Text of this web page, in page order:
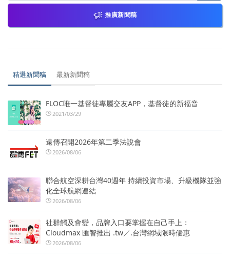
推廣新聞稿
精選新聞稿 最新新聞稿
FLOC唯一基督徒專屬交友APP，基督徒的新福音
2021/03/29
遠傳召開2026年第二季法說會
2026/08/06
聯合航空深耕台灣40週年 持續投資市場、升級機隊並強
化全球航網連結
2026/08/06
社群觸及會變，品牌入口要掌握在自己手上：
Cloudmax 匯智推出 .tw／.台灣網域限時優惠
2026/08/06